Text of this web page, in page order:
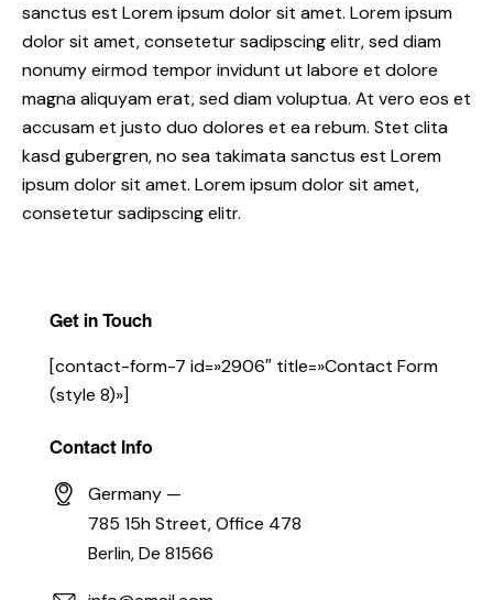
sanctus est Lorem ipsum dolor sit amet. Lorem ipsum
dolor sit amet, consetetur sadipscing elitr, sed diam
nonumy eirmod tempor invidunt ut labore et dolore
magna aliquyam erat, sed diam voluptua. At vero eos et
accusam et justo duo dolores et ea rebum. Stet clita
kasd gubergren, no sea takimata sanctus est Lorem
ipsum dolor sit amet. Lorem ipsum dolor sit amet,
consetetur sadipscing elitr.
Get in Touch
[contact-form-7 id=»2906″ title=»Contact Form
(style 8)»]
Contact Info
Germany —
785 15h Street, Office 478
Berlin, De 81566